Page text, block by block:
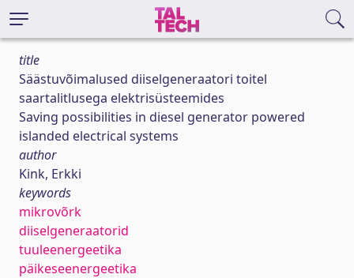
title
Säästuvõimalused diiselgeneraatori toitel
saartalitlusega elektrisüsteemides
Saving possibilities in diesel generator powered
islanded electrical systems
author
Kink, Erkki
keywords
mikrovõrk
diiselgeneraatorid
tuuleenergeetika
päikeseenergeetika